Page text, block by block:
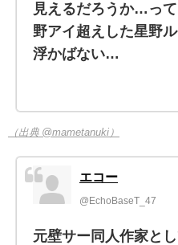
見えるだろうか…っ
野アイ超えした星野
浮かばない…
（出典 @mametanuki）
エコー
@EchoBaseT_47
元壁サー同人作家と